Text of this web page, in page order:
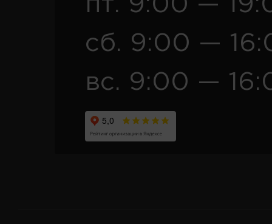
пт. 9:00 —
сб. 9:00 —
вс. 9:00 —